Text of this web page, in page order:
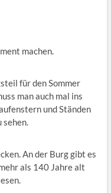
machen.
für den Sommer
man auch mal ins
und Ständen
sehen.
An der Burg gibt es
als 140 Jahre alt